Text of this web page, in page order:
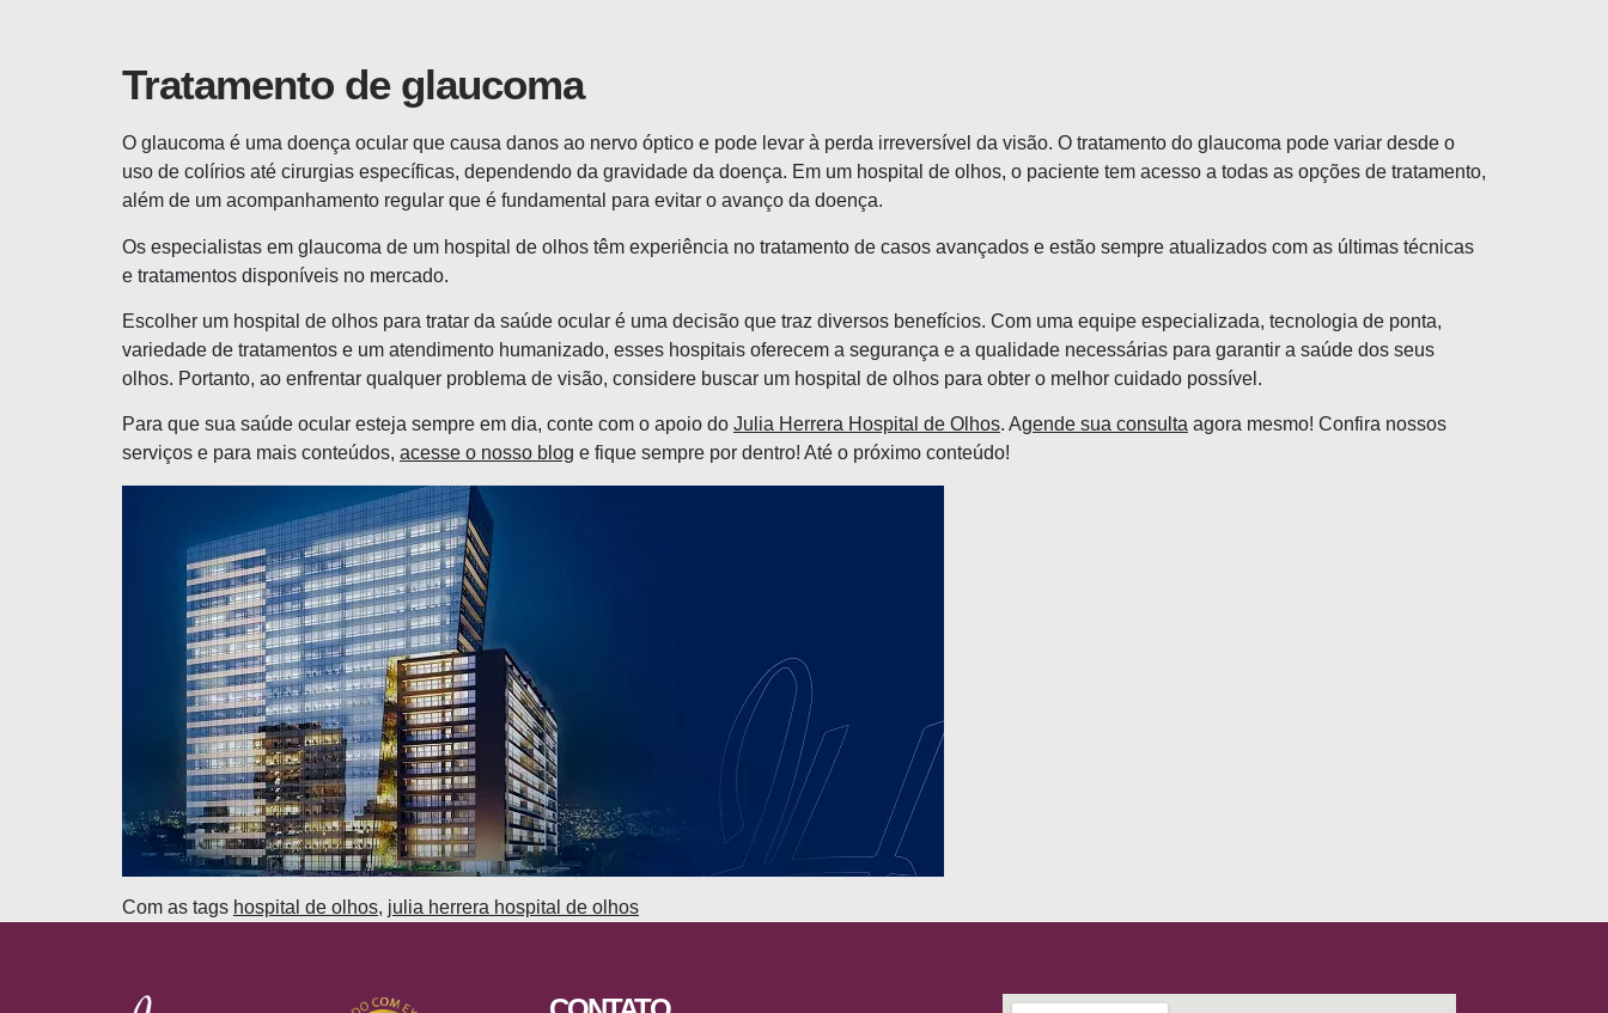
Tratamento de glaucoma
O glaucoma é uma doença ocular que causa danos ao nervo óptico e pode levar à perda irreversível da visão. O tratamento do glaucoma pode variar desde o
uso de colírios até cirurgias específicas, dependendo da gravidade da doença. Em um hospital de olhos, o paciente tem acesso a todas as opções de tratamento,
além de um acompanhamento regular que é fundamental para evitar o avanço da doença.
Os especialistas em glaucoma de um hospital de olhos têm experiência no tratamento de casos avançados e estão sempre atualizados com as últimas técnicas
e tratamentos disponíveis no mercado.
Escolher um hospital de olhos para tratar da saúde ocular é uma decisão que traz diversos benefícios. Com uma equipe especializada, tecnologia de ponta,
variedade de tratamentos e um atendimento humanizado, esses hospitais oferecem a segurança e a qualidade necessárias para garantir a saúde dos seus
olhos. Portanto, ao enfrentar qualquer problema de visão, considere buscar um hospital de olhos para obter o melhor cuidado possível.
Para que sua saúde ocular esteja sempre em dia, conte com o apoio do Julia Herrera Hospital de Olhos. Agende sua consulta agora mesmo! Confira nossos
serviços e para mais conteúdos, acesse o nosso blog e fique sempre por dentro! Até o próximo conteúdo!
Com as tags hospital de olhos, julia herrera hospital de olhos